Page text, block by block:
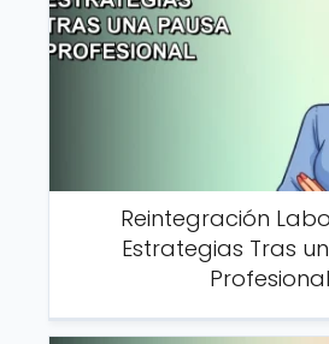
Reintegración
Estrategias Tras
Profesional